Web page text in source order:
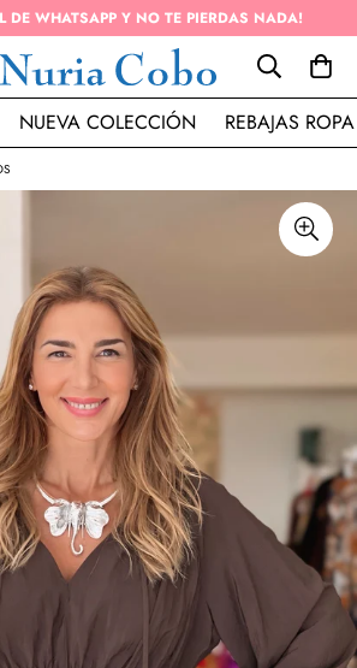
DE WHATSAPP Y NO TE PIERDAS NADA!
NUEVA COLECCIÓN REBAJAS ROPA